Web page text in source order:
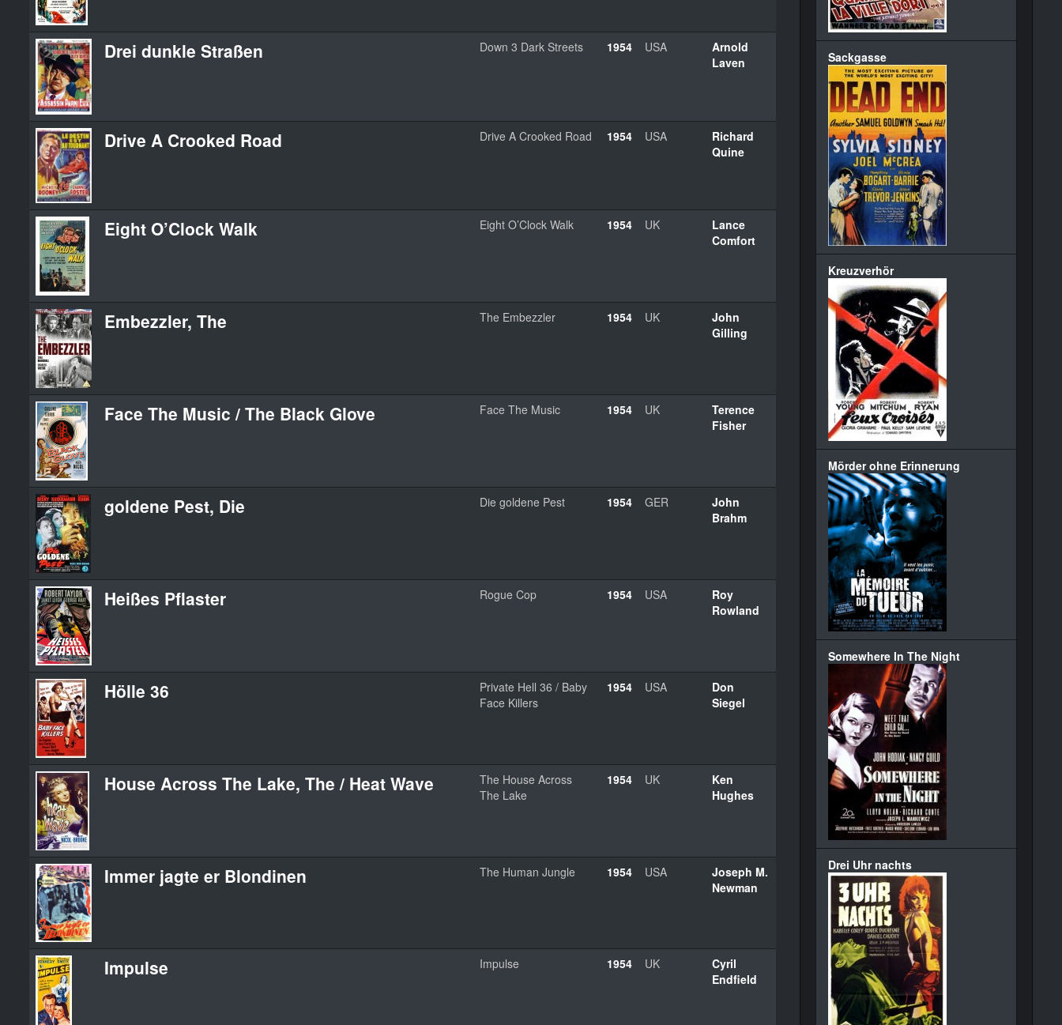
Drei dunkle Straßen Down 3 Dark Streets 1954 USA
Arnold
Laven
Drive A Crooked Road Drive A Crooked Road 1954 USA
Richard
Quine
Eight O’Clock Walk Eight O’Clock Walk 1954 UK
Lance
Comfort
Embezzler, The The Embezzler 1954 UK
John
Gilling
Face The Music / The Black Glove Face The Music 1954 UK
Terence
Fisher
goldene Pest, Die Die goldene Pest 1954 GER
John
Brahm
Heißes Pflaster Rogue Cop 1954 USA
Roy
Rowland
Hölle 36
Private Hell 36 / Baby
Face Killers
1954 USA
Don
Siegel
House Across The Lake, The / Heat Wave
The House Across
The Lake
1954 UK
Ken
Hughes
Immer jagte er Blondinen The Human Jungle 1954 USA
Joseph M.
Newman
Impulse Impulse 1954 UK
Cyril
Endfield
Sackgasse
Kreuzverhör
Mörder ohne Erinnerung
Somewhere In The Night
Drei Uhr nachts